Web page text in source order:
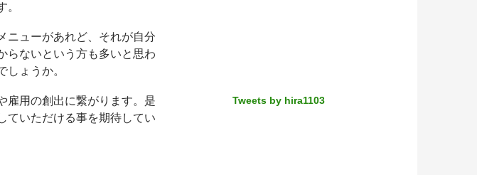
。
ニューがあれど、それが自分
らないという方も多いと思わ
ょうか。
雇用の創出に繋がります。是
ていただける事を期待してい
Tweets by hira1103